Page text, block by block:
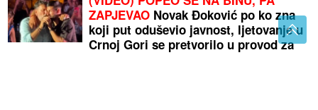
ZAPJEVAO Novak Đoković po ko zna
koji put oduševio javnost, ljetovanje u
Crnoj Gori se pretvorilo u provod za